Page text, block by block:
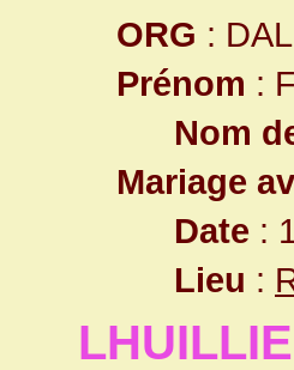
ORG :
Prénom :
Nom
Mariage
Date :
Lieu :